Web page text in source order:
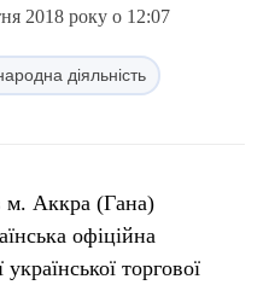
2018 року о 12:07
діяльність
м. Аккра (Гана)
офіційна
торгової